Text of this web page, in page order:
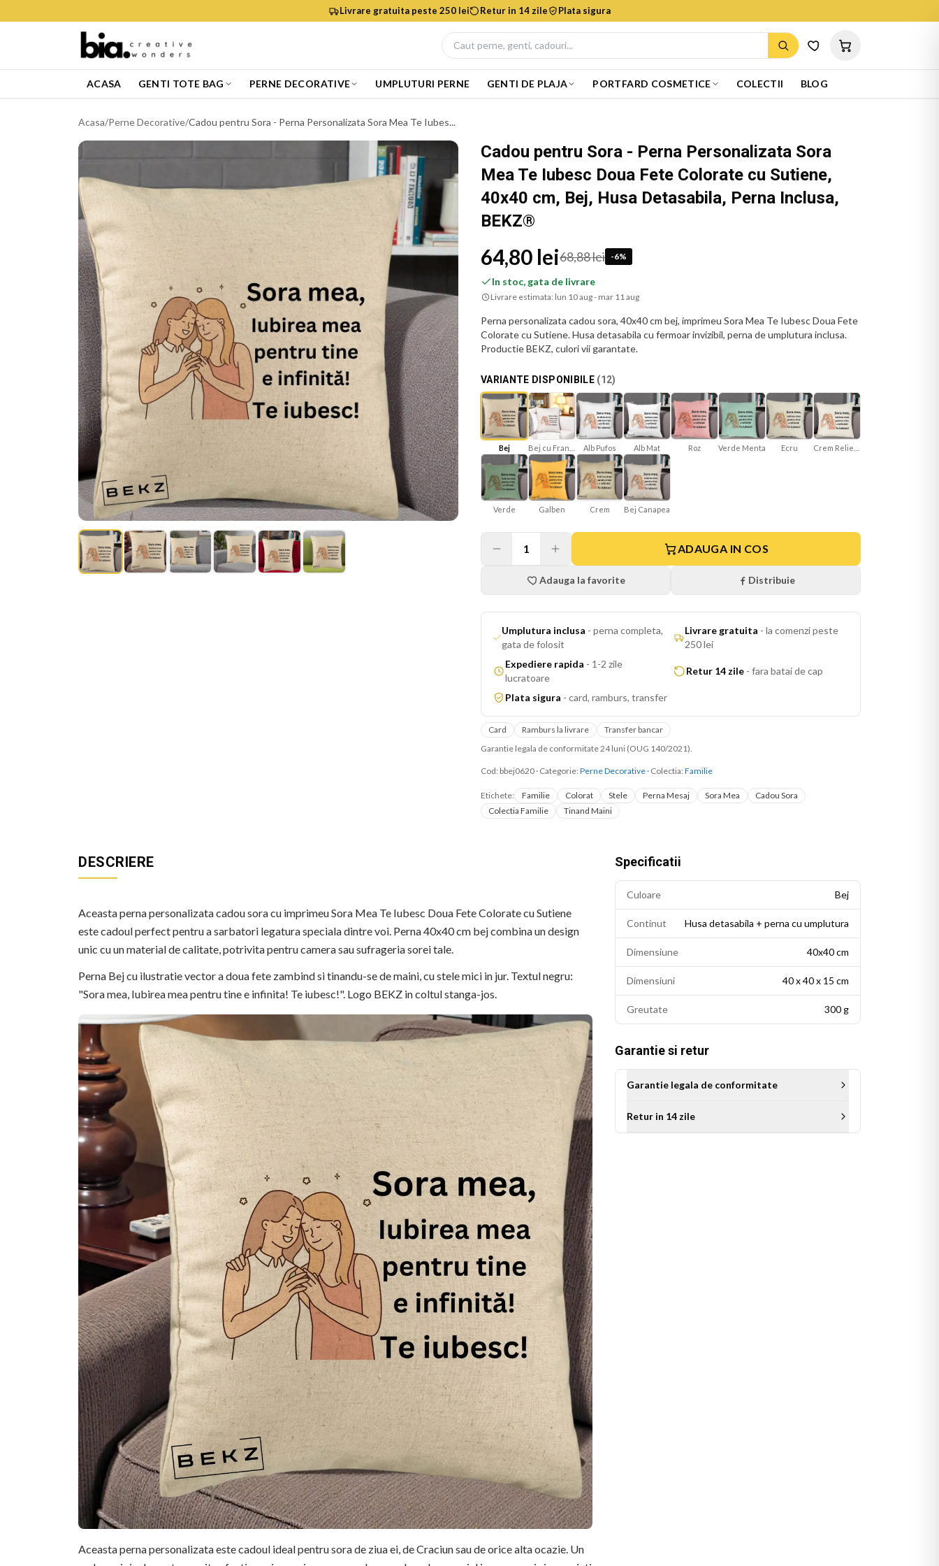
Livrare gratuita peste 250 lei Retur in 14 zile Plata sigura
ACASA GENTI TOTE BAG PERNE DECORATIVE UMPLUTURI PERNE GENTI DE PLAJA PORTFARD COSMETICE COLECTII BLOG
Acasa/Perne Decorative/Cadou pentru Sora - Perna Personalizata Sora Mea Te Iubes...
Cadou pentru Sora - Perna Personalizata Sora
Mea Te Iubesc Doua Fete Colorate cu Sutiene,
40x40 cm, Bej, Husa Detasabila, Perna Inclusa,
BEKZ®
64,80 lei68,88 lei -6%
In stoc, gata de livrare
Livrare estimata: lun 10 aug - mar 11 aug
Perna personalizata cadou sora, 40x40 cm bej, imprimeu Sora Mea Te Iubesc Doua Fete
Colorate cu Sutiene. Husa detasabila cu fermoar invizibil, perna de umplutura inclusa.
Productie BEKZ, culori vii garantate.
VARIANTE DISPONIBILE (12)
Bej Alb Pufos Alb Mat Roz Verde Menta Ecru
Verde Galben Crem Bej Canapea
1 ADAUGA IN COS
Adauga la favorite Distribuie
Umplutura inclusa -perna completa,
gata de folosit
Livrare gratuita -la comenzi peste
250 lei
Expediere rapida - 1-2 zile
lucratoare
Retur 14 zile - fara batai de cap
Plata sigura - card, ramburs, transfer
Card Ramburs la livrare
Transfer bancar
Garantie legala de conformitate 24 luni (OUG 140/2021).
Cod: bbej0620 · Categorie: Perne Decorative · Colectia: Familie
Etichete: Familie Colorat Stele Perna Mesaj Sora Mea
Cadou Sora
Colectia Familie
Tinand Maini
DESCRIERE
Aceasta perna personalizata cadou sora cu imprimeu Sora Mea Te Iubesc Doua Fete Colorate cu Sutiene
este cadoul perfect pentru a sarbatori legatura speciala dintre voi. Perna 40x40 cm bej combina un design
unic cu un material de calitate, potrivita pentru camera sau sufrageria sorei tale.
Perna Bej cu ilustratie vector a doua fete zambind si tinandu-se de maini, cu stele mici in jur. Textul negru:
"Sora mea, Iubirea mea pentru tine e infinita! Te iubesc!". Logo BEKZ in coltul stanga-jos.
Aceasta perna personalizata este cadoul ideal pentru sora de ziua ei, de Craciun sau de orice alta ocazie. Un
Specificatii
Culoare Bej
Continut Husa detasabila + perna cu umplutura
Dimensiune 40x40 cm
Dimensiuni 40 x 40 x 15 cm
Greutate 300 g
Garantie si retur
Garantie legala de conformitate
Retur in 14 zile